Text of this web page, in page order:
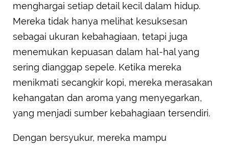
menghargai setiap detail kecil dalam hidup.
Mereka tidak hanya melihat kesuksesan
sebagai ukuran kebahagiaan, tetapi juga
menemukan kepuasan dalam hal-hal yang
sering dianggap sepele. Ketika mereka
menikmati secangkir kopi, mereka merasakan
kehangatan dan aroma yang menyegarkan,
yang menjadi sumber kebahagiaan tersendiri.
Dengan bersyukur, mereka mampu